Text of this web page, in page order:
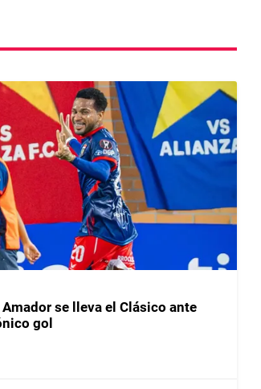
Amador se lleva el Clásico ante
gol